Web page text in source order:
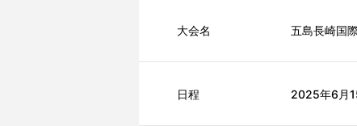
大会名 五島長崎国
日程 2025年6月15